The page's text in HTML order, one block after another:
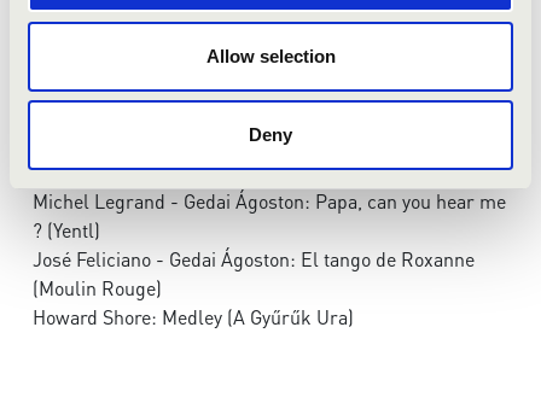
Allow selection
Deny
565 (Egyszer volt, hol nem volt)
Samuel Barber - William Strickland: Adagio (A szakasz)
Liszt Ferenc: Szerelmi álmok - orgonaátirat (Mindhalálig
Vangelis - Gedai Ágoston: 1492 - A paradicsom
meghódítása
Michel Legrand - Gedai Ágoston: Papa, can you hear me
? (Yentl)
José Feliciano - Gedai Ágoston: El tango de Roxanne
(Moulin Rouge)
Howard Shore: Medley (A Gyűrűk Ura)